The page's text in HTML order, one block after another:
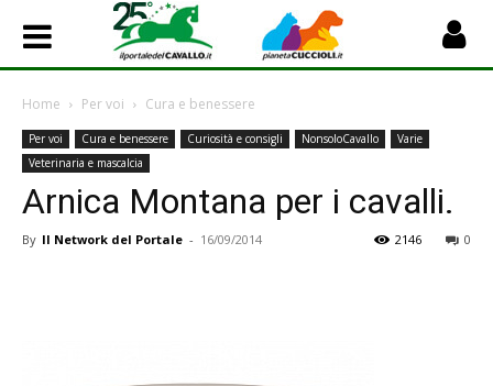
Home Per voi Cura e benessere
Per voi Cura e benessere Curiosità e consigli NonsoloCavallo
Varie
Veterinaria e mascalcia
Arnica Montana per i cavalli.
By Il Network del Portale - 16/09/2014 0
2146